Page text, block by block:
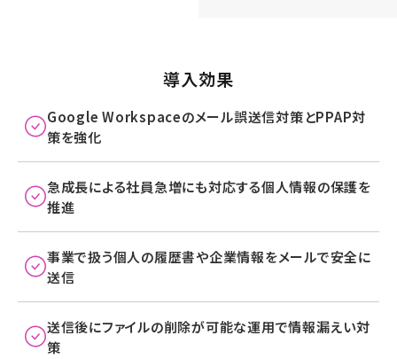
導入効果
Google Workspaceのメール誤送信対策とPPAP対
策を強化
急成長による社員急増にも対応する個人情報の保護を
推進
事業で扱う個人の履歴書や企業情報をメールで安全に
送信
送信後にファイルの削除が可能な運用で情報漏えい対
策